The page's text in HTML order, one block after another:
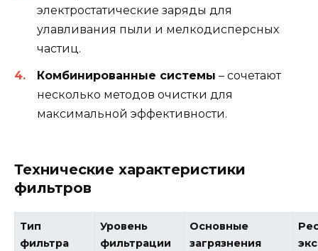
электростатические заряды для
улавливания пыли и мелкодисперсных
частиц.
Комбинированные системы – сочетают
несколько методов очистки для
максимальной эффективности.
Технические характеристики
фильтров
Тип
фильтра
Уровень
фильтрации
Основные
загрязнения